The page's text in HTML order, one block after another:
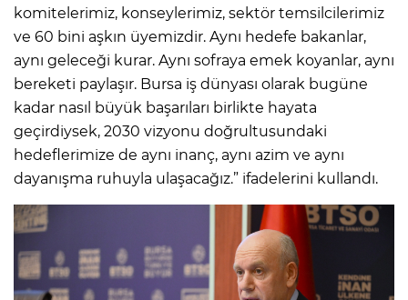
komitelerimiz, konseylerimiz, sektör temsilcilerimiz
ve 60 bini aşkın üyemizdir. Aynı hedefe bakanlar,
aynı geleceği kurar. Aynı sofraya emek koyanlar, aynı
bereketi paylaşır. Bursa iş dünyası olarak bugüne
kadar nasıl büyük başarıları birlikte hayata
geçirdiysek, 2030 vizyonu doğrultusundaki
hedeflerimize de aynı inanç, aynı azim ve aynı
dayanışma ruhuyla ulaşacağız.” ifadelerini kullandı.